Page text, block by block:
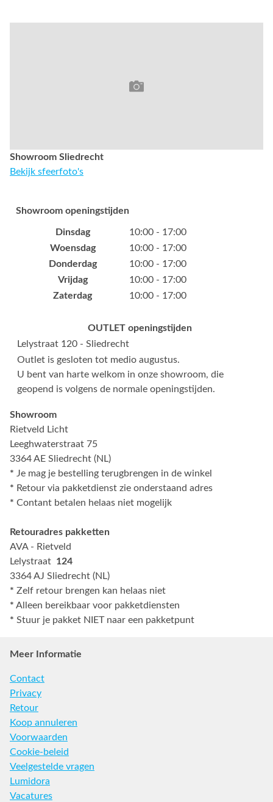
Showroom Sliedrecht
Bekijk sfeerfoto's
Showroom openingstijden
Dinsdag
10:00 - 17:00
Woensdag
10:00 - 17:00
Donderdag
10:00 - 17:00
Vrijdag
10:00 - 17:00
Zaterdag
10:00 - 17:00
OUTLET openingstijden
Lelystraat 120 - Sliedrecht
Outlet is gesloten tot medio augustus.
U bent van harte welkom in onze showroom, die
geopend is volgens de normale openingstijden.
Showroom
Rietveld Licht
Leeghwaterstraat 75
3364 AE Sliedrecht (NL)
* Je mag je bestelling terugbrengen in de winkel
* Retour via pakketdienst zie onderstaand adres
* Contant betalen helaas niet mogelijk
Retouradres pakketten
AVA - Rietveld
Lelystraat 124
3364 AJ Sliedrecht (NL)
* Zelf retour brengen kan helaas niet
* Alleen bereikbaar voor pakketdiensten
* Stuur je pakket NIET naar een pakketpunt
Meer Informatie
Contact
Privacy
Retour
Koop annuleren
Voorwaarden
Cookie-beleid
Veelgestelde vragen
Lumidora
Vacatures